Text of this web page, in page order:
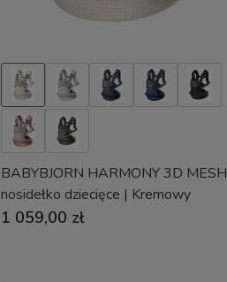
BABYBJORN HARMONY 3D MESH
nosidełko dziecięce | Kremowy
1 059,00 zł